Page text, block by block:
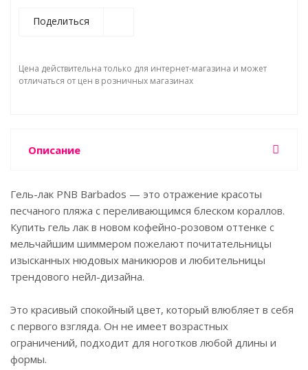
Поделиться
Цена действительна только для интернет-магазина и может
отличаться от цен в розничных магазинах
Описание
Гель-лак PNB Barbados — это отражение красоты
песчаного пляжа с переливающимся блеском кораллов.
Купить гель лак в новом кофейно-розовом оттенке с
мельчайшим шиммером пожелают почитательницы
изысканных нюдовых маникюров и любительницы
трендового нейл-дизайна.
Это красивый спокойный цвет, который влюбляет в себя
с первого взгляда. Он не имеет возрастных
ограничений, подходит для ноготков любой длины и
формы.